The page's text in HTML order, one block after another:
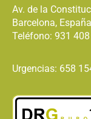
Av. de la
Barcelona, España
Teléfono: 931
Urgencias: 658